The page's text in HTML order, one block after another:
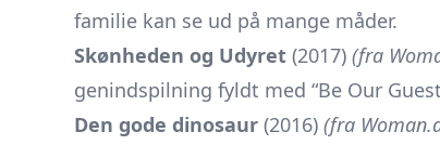
familie kan se ud på mange måder.
Skønheden og Udyret (2017) (fra
genindspilning fyldt med “Be Our
Den gode dinosaur (2016) (fra